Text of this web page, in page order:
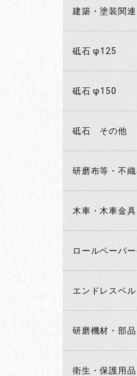
建築・塗装関連
砥石 φ125
砥石 φ150
砥石 その他
研磨布等・不
木車・木車金具
ロールペーパ
エンドレスベ
研磨機材・部品
衛生・保護用品